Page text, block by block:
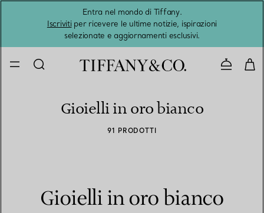
Entra nel mondo di Tiffany.
Iscrivitiper ricevere le ultime notizie, ispirazioni
selezionate e aggiornamenti esclusivi.
Gioielli in oro bianco
91 PRODOTTI
Gioielli in oro bianco